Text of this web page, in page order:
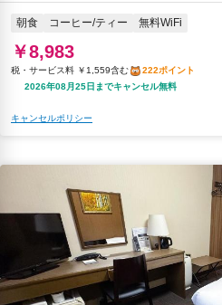
朝食 コーヒー/ティー 無料WiFi
￥8,983
税・サービス料 ￥1,559含む
222ポイント
2026年08月25日までキャンセル無料
キャンセルポリシー